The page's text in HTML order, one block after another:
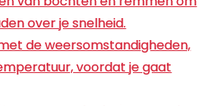
over je snelheid.
de weersomstandigheden,
voordat je gaat